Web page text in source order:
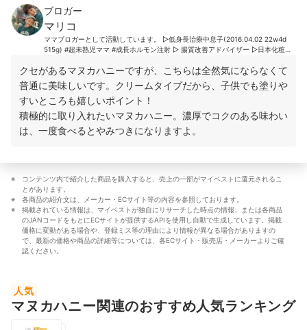
ブロガー
マリコ
ママブロガーとして活動しています。 ▷低身長治療中息子(2016.04.02 22w4d
515g) #超未熟児ママ #成長ホルモン注射 ▷ 腸質改善アドバイザー ▷日本化粧品
クセがあるマヌカハニーですが、こちらは全然気にならなくて
普通に美味しいです。クリームタイプだから、子供でも塗りや
すいところも嬉しいポイント！
積極的に取り入れたいマヌカハニー。濃厚でコクのある味わい
は、一度食べるとやみつきになりますよ。
コンテンツ内で紹介した商品を購入すると、売上の一部がマイベストに還元されるこ
とがあります。
各商品の紹介文は、メーカー・ECサイト等の内容を参照しております。
掲載されている情報は、マイベストが独自にリサーチした時点の情報、または各商品
のJANコードをもとにECサイトが提供するAPIを使用し自動で生成しています。掲載
価格に変動がある場合や、登録ミス等の理由により情報が異なる場合がありますの
で、最新の価格や商品の詳細等については、各ECサイト・販売店・メーカーよりご確
認ください。
人気
マヌカハニー関連のおすすめ人気ランキング